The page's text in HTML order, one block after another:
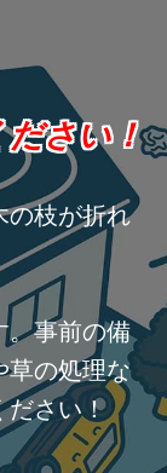
ださい！
の枝が折れ
。事前の備
の処理な
ださい！